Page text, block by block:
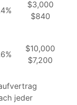
$3,000
$840
$10,000
$7,200
jeder